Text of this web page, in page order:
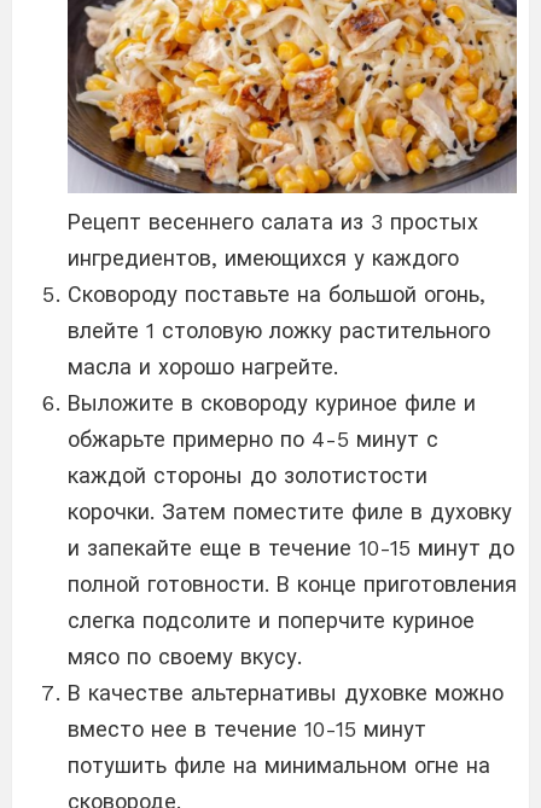
Рецепт весеннего салата из 3 простых
ингредиентов, имеющихся у каждого
Сковороду поставьте на большой огонь,
влейте 1 столовую ложку растительного
масла и хорошо нагрейте.
Выложите в сковороду куриное филе и
обжарьте примерно по 4-5 минут с
каждой стороны до золотистости
корочки. Затем поместите филе в духовку
и запекайте еще в течение 10-15 минут до
полной готовности. В конце приготовления
слегка подсолите и поперчите куриное
мясо по своему вкусу.
В качестве альтернативы духовке можно
вместо нее в течение 10-15 минут
потушить филе на минимальном огне на
сковороде.